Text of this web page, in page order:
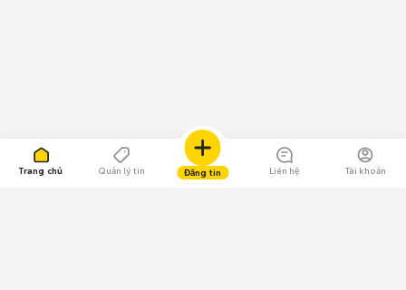
Trang chủ Quản lý tin Đăng tin Liên hệ Tài khoản